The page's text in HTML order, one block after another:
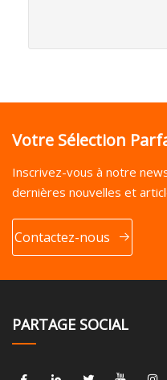
Votre Sélection
Inscrivez-vous à notre
dernières nouvelles et
Contactez-nous
PARTAGE SOCIAL